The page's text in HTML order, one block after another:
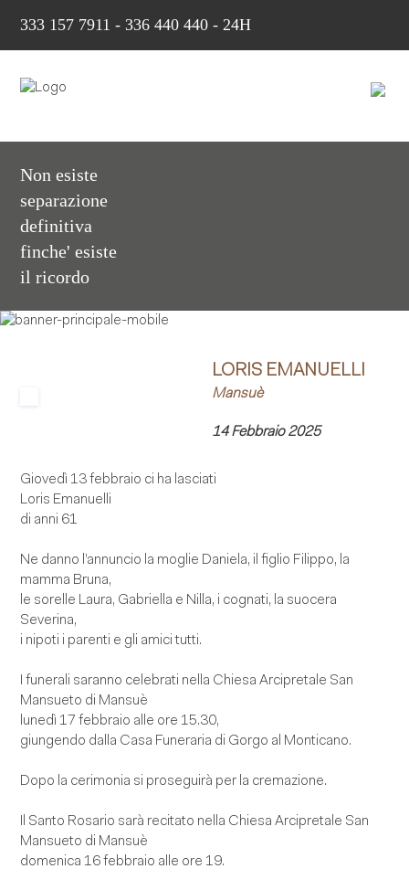
333 157 7911 - 336 440 440 - 24H
Non esiste
separazione
definitiva
finche' esiste
il ricordo
LORIS EMANUELLI
Mansuè
14 Febbraio 2025
Giovedì 13 febbraio ci ha lasciati
Loris Emanuelli
di anni 61
Ne danno l’annuncio la moglie Daniela, il figlio Filippo, la
mamma Bruna,
le sorelle Laura, Gabriella e Nilla, i cognati, la suocera
Severina,
i nipoti i parenti e gli amici tutti.
I funerali saranno celebrati nella Chiesa Arcipretale San
Mansueto di Mansuè
lunedì 17 febbraio alle ore 15.30,
giungendo dalla Casa Funeraria di Gorgo al Monticano.
Dopo la cerimonia si proseguirà per la cremazione.
Il Santo Rosario sarà recitato nella Chiesa Arcipretale San
Mansueto di Mansuè
domenica 16 febbraio alle ore 19.